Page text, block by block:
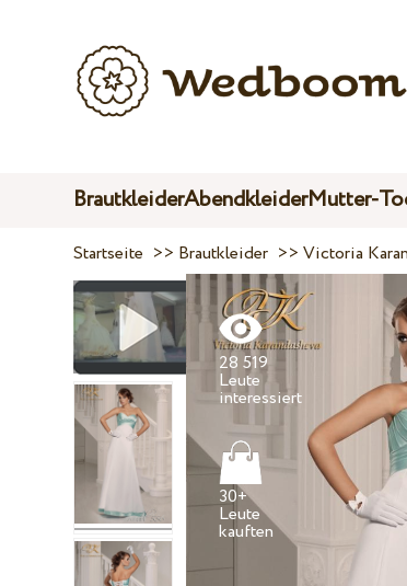
BrautkleiderAbendkleiderMutter-
Startseite >> Brautkleider >>Victoria
28 519
Leute
30+
Leute
kauften